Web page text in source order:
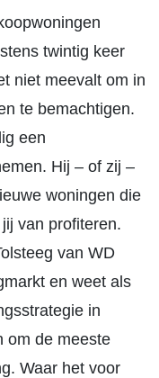
twintig keer
niet meevalt om in
te bemachtigen.
een
Hij – of zij –
woningen die
van profiteren.
van WD
en weet als
in
om de meeste
Waar het voor